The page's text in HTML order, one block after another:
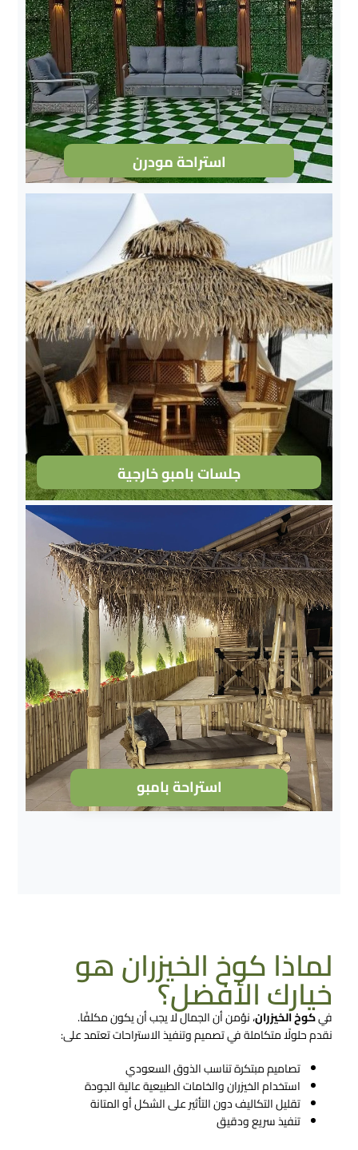
استراحة مودرن
جلسات بامبو خارجية
استراحة بامبو
لماذا كوخ الخيزران هو
خيارك الأفضل؟
فيكوخ الخيزران، نؤمن أن الجمال لا يجب أن يكون مكلفًا.
نقدم حلولًا متكاملة في تصميم وتنفيذ الاستراحات تعتمد على:
تصاميم مبتكرة تناسب الذوق السعودي
استخدام الخيزران والخامات الطبيعية عالية الجودة
تقليل التكاليف دون التأثير على الشكل أو المتانة
تنفيذ سريع ودقيق